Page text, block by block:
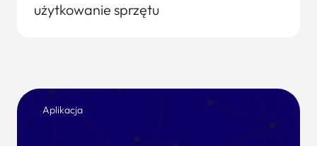
użytkowanie sprzętu
Aplikacja